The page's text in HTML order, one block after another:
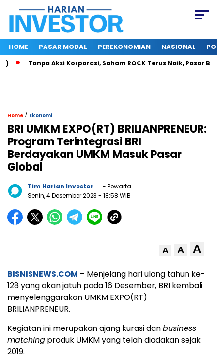
HOME PASAR MODAL PEREKONOMIAN NASIONAL
Tanpa Aksi Korporasi, Saham ROCK Terus Naik, Pasar Baca
Home / Ekonomi
BRI UMKM EXPO(RT) BRILIANPRENEUR:
Program Terintegrasi BRI
Berdayakan UMKM Masuk Pasar
Global
Tim Harian Investor
- Pewarta
Senin, 4 Desember 2023 - 18:58 WIB
A A A
BISNISNEWS.COM – Menjelang hari ulang tahun ke-
128 yang akan jatuh pada 16 Desember, BRI kembali
menyelenggarakan UMKM EXPO(RT)
BRILIANPRENEUR.
Kegiatan ini merupakan ajang kurasi danbusiness
matching produk UMKM yang telah diadakan sejak
2019.